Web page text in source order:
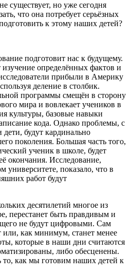
существует, но уже сегодня
что она потребует серьёзных
к этому наших детей?
подготовит нас к будущему.
определённых фактов и
прибыли в Америку
деление в столбик.
программы смещён в сторону
мира и вовлекает учеников в
культуры, базовые навыки
кода. Однако проблемы, с
будут кардинально
поколения. Большая часть того,
ученик в школе, будет
окончания. Исследование,
университете, показало, что в
работ будут
десятилетий многое из
перестанет быть правдивым и
не будут цифровыми. Сам
как минимум, станет менее
которые в наши дни считаются
либо обесценены.
как мы готовим наших детей к